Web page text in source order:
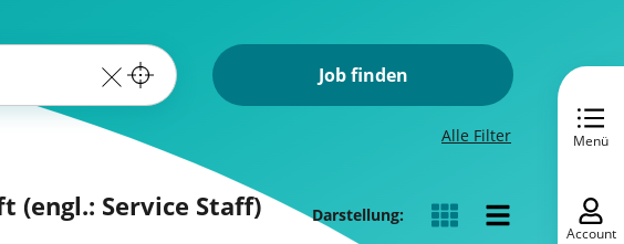
Job finden
Alle Filter
(engl.: Service Staff) Darstellung:
Menü
Account